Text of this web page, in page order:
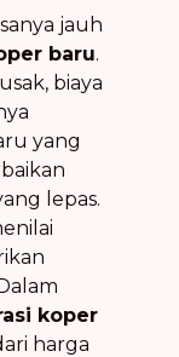
jauh
baru.
biaya
yang
lepas.
koper
harga